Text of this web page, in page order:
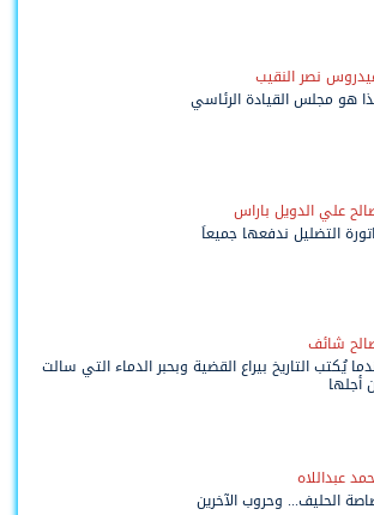
نصر النقيب
هو مجلس القيادة الرئاسي
علي الدويل باراس
التضليل ندفعها جميعاً
شائف
يُكتب التاريخ بيراع القضية وبحبر الدماء التي سالت
أجلها
عبداللاه
الحليف... وحروب الآخرين